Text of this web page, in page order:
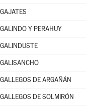
GAJATES
GALINDO Y PERAHUY
GALINDUSTE
GALISANCHO
GALLEGOS DE ARGAÑÁN
GALLEGOS DE SOLMIRÓN